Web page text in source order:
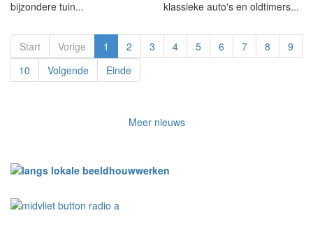
bijzondere tuin... klassieke auto's en oldtimers...
Start Vorige 1 2 3 4 5 6 7 8
9
10
Volgende Einde
Meer nieuws